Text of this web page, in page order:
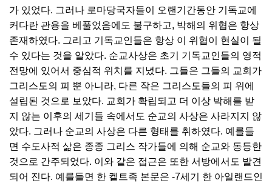
가 있었다. 그러나 로마당국자들이 오랜기간동안 기독교에
커다란 관용을 베풀었음에도 불구하고, 박해의 위협은 항상
존재하였다. 그리고 기독교인들은 항상 이 위협이 현실이 될
수 있다는 것을 알았다. 순교사상은 초기 기독교인들의 영적
전망에 있어서 중심적 위치를 지녔다. 그들은 그들의 교회가
그리스도의 피 뿐 아니라, 다른 작은 그리스도들의 피 위에
설립된 것으로 보았다. 교회가 확립되고 더 이상 박해를 받
지 않는 이후의 세기들 속에서도 순교의 사상은 사라지지 않
았다. 그러나 순교의 사상은 다른 형태를 취하였다. 예를들
면 수도사적 삶은 종종 그리스 작가들에 의해 순교와 동등한
것으로 간주되었다. 이와 같은 접근은 또한 서방에서도 발견
되어 진다. 예를들면 한 켙트족 본문은 -7세기 한 아일랜드인